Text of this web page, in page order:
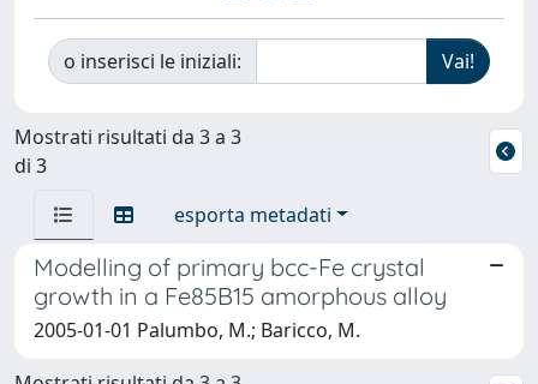
o inserisci le iniziali:
Mostrati risultati da 3 a 3
di 3
esporta metadati
Modelling of primary bcc-Fe crystal
growth in a Fe85B15 amorphous alloy
2005-01-01 Palumbo, M.; Baricco, M.